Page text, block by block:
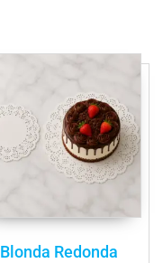
Blonda Redonda